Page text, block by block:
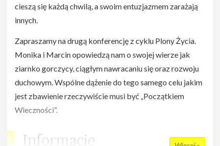
cieszą się każdą chwilą, a swoim entuzjazmem zarażają
innych.
Zapraszamy na drugą konferencję z cyklu Plony Życia.
Monika i Marcin opowiedzą nam o swojej wierze jak
ziarnko gorczycy, ciągłym nawracaniu się oraz rozwoju
duchowym. Wspólne dążenie do tego samego celu jakim
jest zbawienie rzeczywiście musi być „Początkiem
Wieczności”.
Informacje